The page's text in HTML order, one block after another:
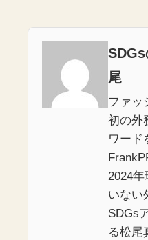
尾
ファッ
初の外
ワード
2024
いない
SDGs
る松尾